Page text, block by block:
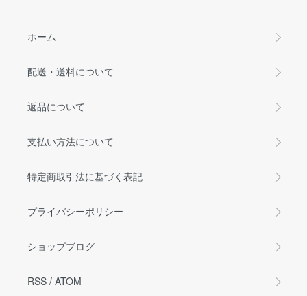
ホーム
配送・送料について
返品について
支払い方法について
特定商取引法に基づく表記
プライバシーポリシー
ショップブログ
RSS / ATOM